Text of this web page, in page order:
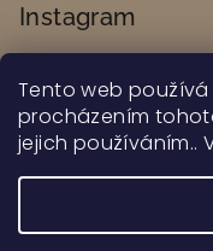
Tento web
procházením
jejich používáním..
Instagram
Sledovat